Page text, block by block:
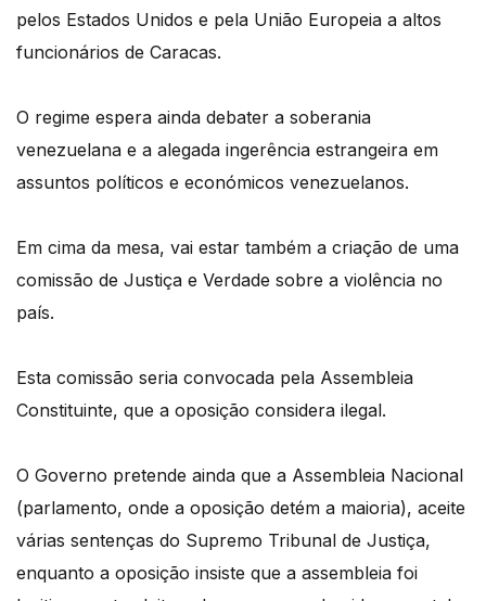
pelos Estados Unidos e pela União Europeia a altos
funcionários de Caracas.
O regime espera ainda debater a soberania
venezuelana e a alegada ingerência estrangeira em
assuntos políticos e económicos venezuelanos.
Em cima da mesa, vai estar também a criação de uma
comissão de Justiça e Verdade sobre a violência no
país.
Esta comissão seria convocada pela Assembleia
Constituinte, que a oposição considera ilegal.
O Governo pretende ainda que a Assembleia Nacional
(parlamento, onde a oposição detém a maioria), aceite
várias sentenças do Supremo Tribunal de Justiça,
enquanto a oposição insiste que a assembleia foi